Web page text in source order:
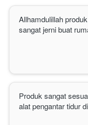
Allhamdulillah
sangat jerni buat
Produk sangat
alat pengantar tidur